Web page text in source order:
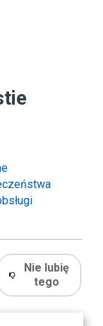
Nie lubię
tego